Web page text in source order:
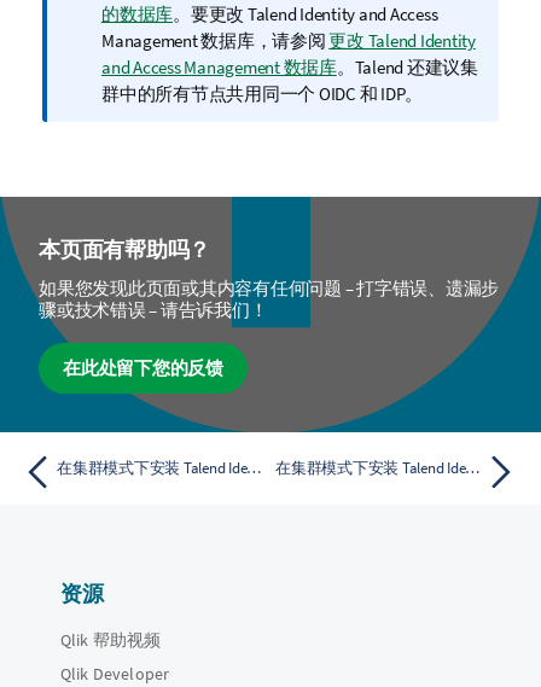
注
释
的数据库。要更改 Talend Identity and Access
Management数据库，请参阅更改 Talend Identity
and Access Management 数据库。 Talend 还建议集
群中的所有节点共用同一个 OIDC 和 IDP。
本页面有帮助吗？
如果您发现此页面或其内容有任何问题 – 打字错误、遗漏步
骤或技术错误 – 请告诉我们！
在此处留下您的反馈
在集群模式下安装 Talend Identity and Access Management 在集群模式下安装 Talend Identity and Access Management
资源
Qlik 帮助视频
Qlik Developer